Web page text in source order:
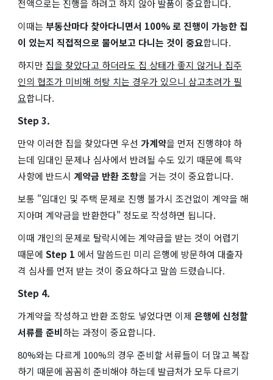
전액으로는 진행을 하려고 하지 않아 발품이 중요합니다.
이때는 부동산마다 찾아다니면서 100% 로 진행이 가능한 집
이 있는지 직접적으로 물어보고 다니는 것이 중요합니다.
하지만 집을 찾았다고 하더라도 집 상태가 좋지 않거나 집주
인의 협조가 미비해 허탕 치는 경우가 있으니 삼고초려가 필
요합니다.
Step 3.
만약 이러한 집을 찾았다면 우선 가계약을 먼저 진행햐야 하
는데 임대인 문제나 심사에서 반려될 수도 있기 때문에 특약
사항에 반드시 계약금 반환 조항을 거는 것이 중요합니다.
보통 "임대인 및 주택 문제로 진행 불가시 조건없이 계약을 해
지아며 계약금을 반환한다" 정도로 작성하면 됩니다.
이때 개인의 문제로 탈락시에는 계약금을 받는 것이 어렵기
때문에 Step 1 에서 말씀드린 미리 은행에 방문하여 대출자
격 심사를 먼저 받는 것이 중요하다고 말씀 드렸습니다.
Step 4.
가계약을 작성하고 반환 조항도 넣었다면 이제 은행에 신청할
서류를 준비하는 과정이 중요합니다.
80%와는 다르게 100%의 경우 준비할 서류들이 더 많고 복잡
하기 때문에 꼼꼼히 준비해야 하는데 발급처가 모두 다르기